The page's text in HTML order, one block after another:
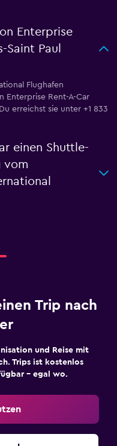
Enterprise
Saint Paul
Flughafen
Enterprise Rent-A-Car
erreichst sie unter +1 833
einen Shuttle-
vom
Trip nach
und Reise mit
Trips ist kostenlos
– egal wo.